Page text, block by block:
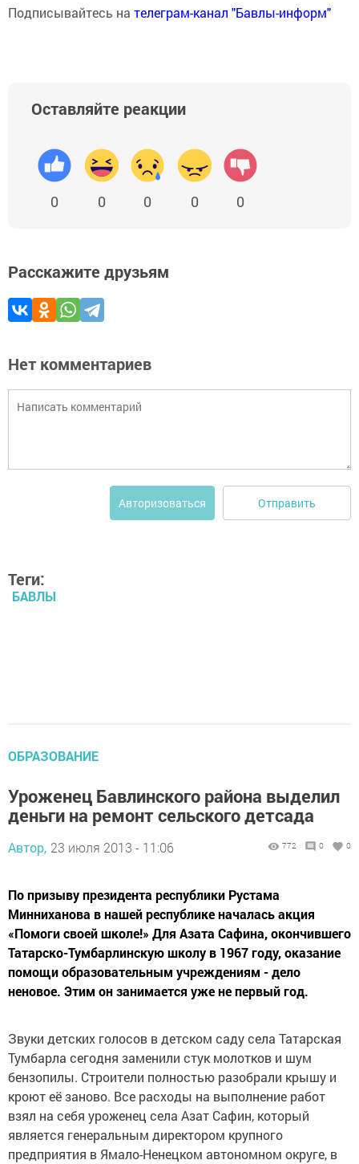
Подписывайтесь на телеграм-канал "Бавлы-информ"
Оставляйте реакции
0 0 0 0 0
Расскажите друзьям
Нет комментариев
Авторизоваться Отправить
Теги:
БАВЛЫ
ОБРАЗОВАНИЕ
Уроженец Бавлинского района выделил
деньги на ремонт сельского детсада
Автор, 23 июля 2013 - 11:06 772 0 0
По призыву президента республики Рустама
Минниханова в нашей республике началась акция
«Помоги своей школе!» Для Азата Сафина, окончившего
Татарско-Тумбарлинскую школу в 1967 году, оказание
помощи образовательным учреждениям - дело
неновое. Этим он занимается уже не первый год.
Звуки детских голосов в детском саду села Татарская
Тумбарла сегодня заменили стук молотков и шум
бензопилы. Строители полностью разобрали крышу и
кроют её заново. Все расходы на выполнение работ
взял на себя уроженец села Азат Сафин, который
является генеральным директором крупного
предприятия в Ямало-Ненецком автономном округе, в